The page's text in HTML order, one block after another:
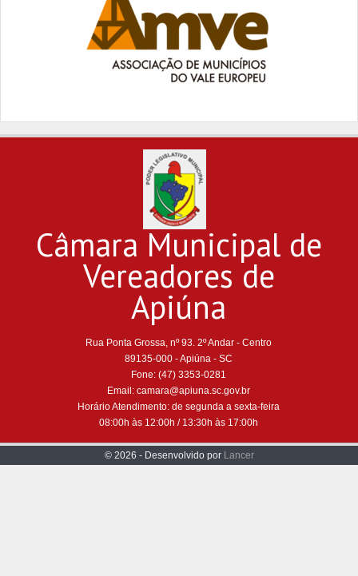
Câmara Municipal de
Vereadores de
Apiúna
Rua Ponta Grossa, nº 93. 2º Andar - Centro
89135-000 - Apiúna - SC
Fone: (47) 3353-0281
Email: camara@apiuna.sc.gov.br
Horário Atendimento: de segunda a sexta-feira
08:00h às 12:00h / 13:30h às 17:00h
© 2026 - Desenvolvido por Lancer